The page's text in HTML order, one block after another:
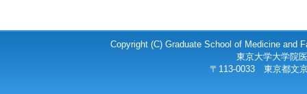
Copyright (C) Graduate School of Medicine and
東京大学大学院
〒113-0033 東京都